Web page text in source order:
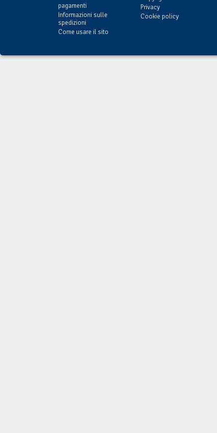
pagamenti
Informazioni sulle
spedizioni
Come usare il sito
Privacy
Cookie policy